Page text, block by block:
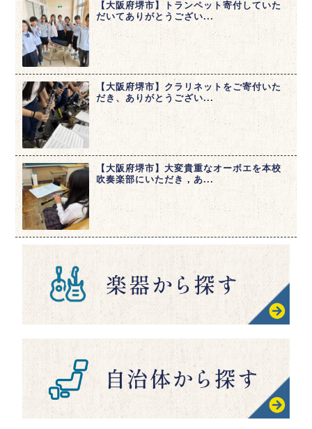
【大阪府堺市】トランペット寄付していた
だいてありがとうござい...
【大阪府堺市】クラリネットをご寄付いた
だき、ありがとうござい...
【大阪府堺市】大変貴重なオーボエを本校
吹奏楽部にいただき，あ...